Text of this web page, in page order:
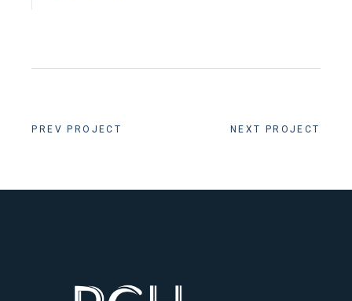
PREV PROJECT NEXT PROJECT